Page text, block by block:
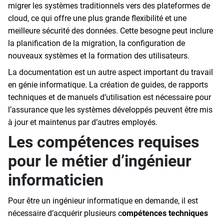
migrer les systèmes traditionnels vers des plateformes de
cloud, ce qui offre une plus grande flexibilité et une
meilleure sécurité des données. Cette besogne peut inclure
la planification de la migration, la configuration de
nouveaux systèmes et la formation des utilisateurs.
La documentation est un autre aspect important du travail
en génie informatique. La création de guides, de rapports
techniques et de manuels d’utilisation est nécessaire pour
l’assurance que les systèmes développés peuvent être mis
à jour et maintenus par d’autres employés.
Les compétences requises
pour le métier d’ingénieur
informaticien
Pour être un ingénieur informatique en demande, il est
nécessaire d’acquérir plusieurs compétences techniques